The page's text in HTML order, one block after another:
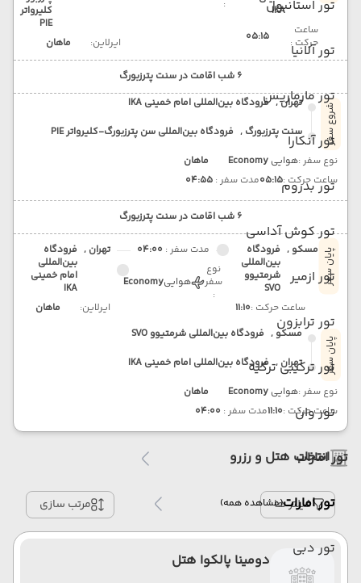
تور استانبول
تور آلانیا
تور مارماریس
تور آنکارا
تور بدروم
تور کوش آداسی
تور ازمیر
تور ترابزون
تور ترکیبی ترکیه
تور وان
تور امارات
تور امارات(مشاهده همه)
تور دبی
IKA
ساعت
حرکت :
05:15
:
کلیرواتر
PIE
ایرلاین:
ماهان
6 شب اقامت در سنت پترزبورگ
شروع سفر تهران , فرودگاه بین‌المللی امام خمینی IKA
سنت پترزبورگ , فرودگاه بین‌المللی سن پترزبورگ-کلیرواتر PIE
نوع سفر :هوایی
ماهان
ساعت حرکت :05:15مدت سفر : 04:55
6 شب اقامت در سنت پترزبورگ
پایان سفر مسکو , فرودگاه
بین‌المللی
شرمتیوو
SVO
ساعت حرکت :11:10
مدت سفر : 04:00
نوع
سفر
:
هواییEconomy
تهران , فرودگاه
بین‌المللی
امام خمینی
IKA
ایرلاین:
ماهان
پایان سفر
مسکو , فرودگاه بین‌المللی شرمتیوو SVO
تهران , فرودگاه بین‌المللی امام خمینی IKA
نوع سفر :هوایی
ماهان
ساعت حرکت :11:10مدت سفر : 04:00
انتخاب هتل و رزرو
فیلتر ها مرتب سازی
دومینا پالکوا هتل